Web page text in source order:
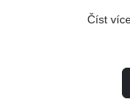
Číst